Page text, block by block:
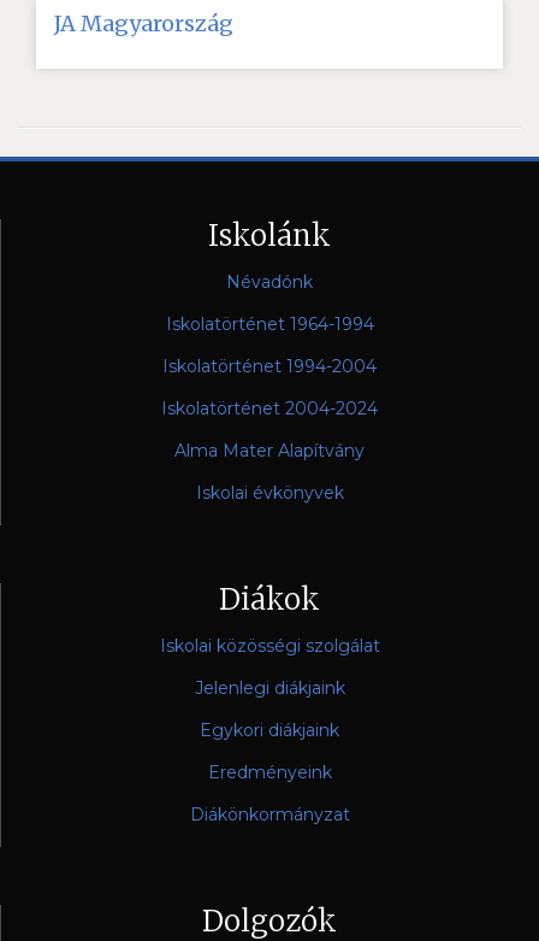
JA Magyarország
Iskolánk
Névadónk
Iskolatörténet 1964-1994
Iskolatörténet 1994-2004
Iskolatörténet 2004-2024
Alma Mater Alapítvány
Iskolai évkönyvek
Diákok
Iskolai közösségi szolgálat
Jelenlegi diákjaink
Egykori diákjaink
Eredményeink
Diákönkormányzat
Dolgozók